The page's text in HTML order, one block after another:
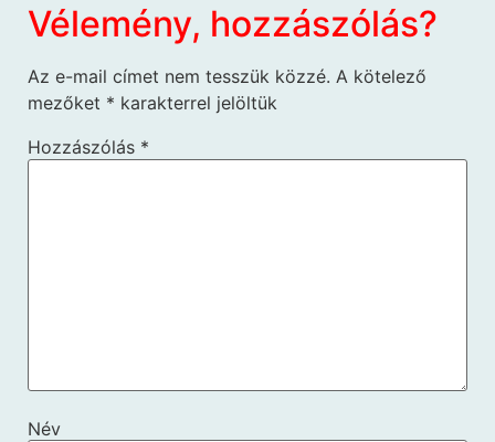
Vélemény, hozzászólás?
Az e-mail címet nem tesszük közzé. A kötelező
mezőket * karakterrel jelöltük
Hozzászólás *
Név